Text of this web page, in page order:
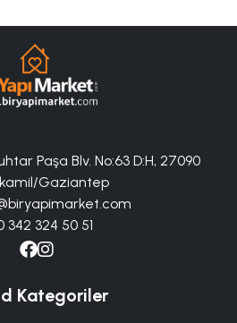
Paşa Blv. No:63 D:H, 27090
Gaziantep
342 324 50 51
Kategoriler